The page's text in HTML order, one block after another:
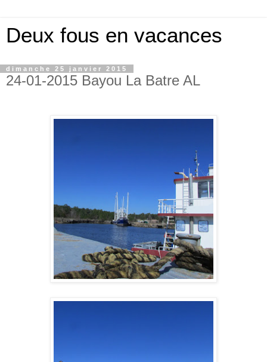
Deux fous en vacances
dimanche 25 janvier 2015
24-01-2015 Bayou La Batre AL